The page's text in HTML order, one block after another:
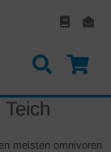
meisten omnivoren